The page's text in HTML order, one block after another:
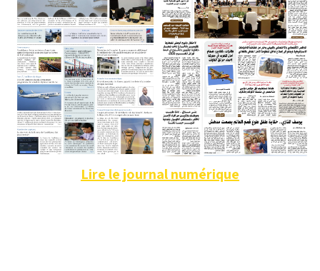
Lire le journal numérique